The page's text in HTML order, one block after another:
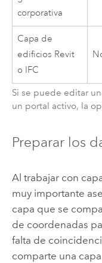
corporativa
Capa de
edificios Revit
o IFC
Si se puede editar
un portal activo, la
Preparar los
Al trabajar con
muy importante
capa que se
de coordenadas
falta de
comparte una